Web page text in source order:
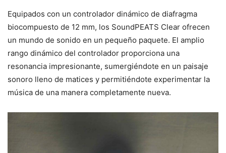
Equipados con un controlador dinámico de diafragma
biocompuesto de 12 mm, los SoundPEATS Clear ofrecen
un mundo de sonido en un pequeño paquete. El amplio
rango dinámico del controlador proporciona una
resonancia impresionante, sumergiéndote en un paisaje
sonoro lleno de matices y permitiéndote experimentar la
música de una manera completamente nueva.